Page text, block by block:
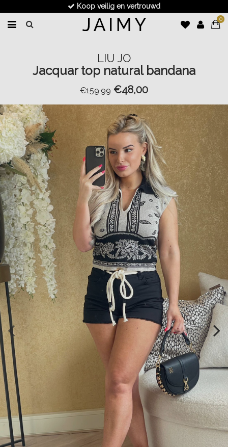
Koop veilig en vertrouwd
0
LIU JO
Jacquar top natural bandana
€159,99 €48,00